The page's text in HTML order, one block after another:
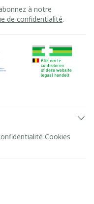
à notre
de confidentialité.
Cookies